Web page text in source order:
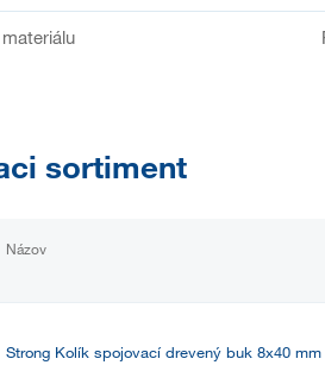
sortiment
Názov
Strong Kolík spojovací drevený buk 8x40 mm